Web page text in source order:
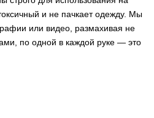
и не пачкает одежду. Мы
или видео, размахивая не
по одной в каждой руке — это